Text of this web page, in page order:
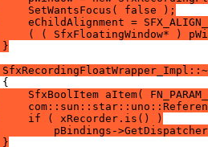
SetWantsFocus( false );
eChildAlignment =
( ( SfxFloatingWindow* )
SfxBoolItem aItem(
if ( xRecorder.is() )
pBindings-